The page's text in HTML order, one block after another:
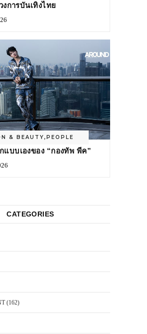
การบันเทิงไทย
& BEAUTY,PEOPLE
แบบเองของ “กองทัพ พีค”
CATEGORIES
(162)